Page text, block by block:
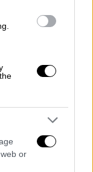
or
-
, καθώς